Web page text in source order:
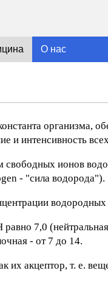
О нас
организма,
и интенсивность
свободных ионов
- "сила водорода").
7,0
- от 7 до 14.
их акцептор, т. е.